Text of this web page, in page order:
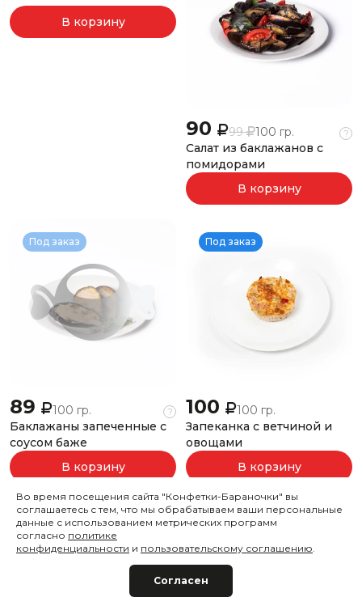
В корзину
90 99 100 гр. ?
Салат из баклажанов с
помидорами
В корзину
Под заказ
89 100 гр. ?
Баклажаны запеченные с
соусом баже
В корзину
Под заказ
100
100 гр.
Запеканка с ветчиной и
овощами
В корзину
Хит Под заказ Под заказ
Во время посещения сайта "Конфетки-Бараночки" вы
соглашаетесь с тем, что мы обрабатываем ваши персональные
данные с использованием метрических программ
согласно политике
конфиденциальности и пользовательскому соглашению.
Согласен